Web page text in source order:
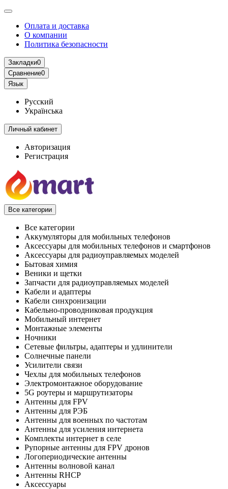
Оплата и доставка
О компании
Политика безопасности
Закладки0
Сравнение0
Язык
Русский
Українська
Личный кабинет
Авторизация
Регистрация
Все категории
Все категории
Аккумуляторы для мобильных телефонов
Аксессуары для мобильных телефонов и смартфонов
Аксессуары для радиоуправляемых моделей
Бытовая химия
Веники и щетки
Запчасти для радиоуправляемых моделей
Кабели и адаптеры
Кабели синхронизации
Кабельно-проводниковая продукция
Мобильный интернет
Монтажные элементы
Ночники
Сетевые фильтры, адаптеры и удлинители
Солнечные панели
Усилители связи
Чехлы для мобильных телефонов
Электромонтажное оборудование
5G роутеры и маршрутизаторы
Антенны для FPV
Антенны для РЭБ
Антенны для военных по частотам
Антенны для усиления интернета
Комплекты интернет в селе
Рупорные антенны для FPV дронов
Логопериодические антенны
Антенны волновой канал
Антенны RHCP
Аксессуары